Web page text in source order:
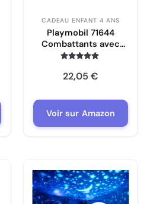
CADEAU ENFANT 4 ANS
Playmobil 71644
Combattants avec
Dragons et Canon
Novelmore
4.7
sur 5
22,05 €
Voir sur Amazon